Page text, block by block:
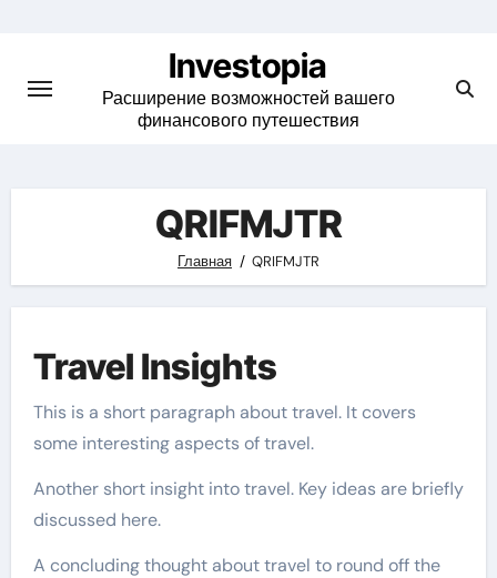
content
Investopia
Расширение возможностей вашего
финансового путешествия
QRIFMJTR
Главная QRIFMJTR
Travel Insights
This is a short paragraph about travel. It covers
some interesting aspects of travel.
Another short insight into travel. Key ideas are briefly
discussed here.
A concluding thought about travel to round off the